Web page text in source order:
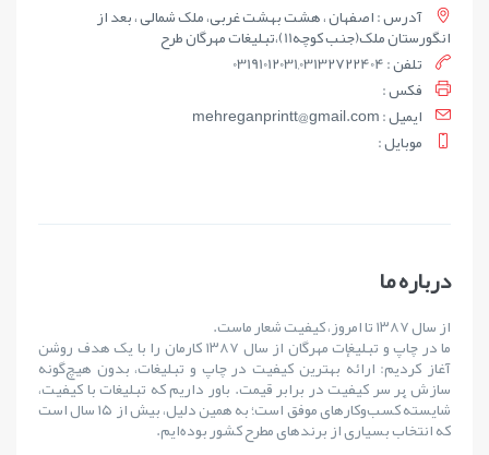
آدرس : اصفهان ، هشت بهشت غربی، ملک شمالی ، بعد از
انگورستان ملک(جنب کوچه11)،تبلیغات مهرگان طرح
تلفن : 03191012031,03132722404
فکس :
ايميل : mehreganprintt@gmail.com
موبايل :
درباره ما
از سال ۱۳۸۷ تا امروز، کیفیت شعار ماست.
ما در چاپ و تبلیغات مهرگان از سال ۱۳۸۷ کارمان را با یک هدف روشن
آغاز کردیم: ارائهٔ بهترین کیفیت در چاپ و تبلیغات، بدون هیچ‌گونه
سازش بر سر کیفیت در برابر قیمت. باور داریم که تبلیغات با کیفیت،
شایستهٔ کسب‌وکارهای موفق است؛ به همین دلیل، بیش از ۱۵ سال است
که انتخاب بسیاری از برندهای مطرح کشور بوده‌ایم.